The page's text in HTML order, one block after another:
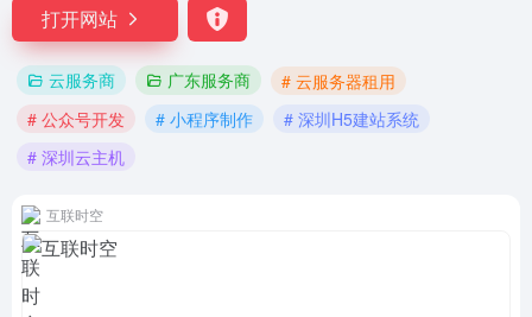
打开网站
云服务商 广东服务商
# 云服务器租用
# 公众号开发
# 小程序制作
# 深圳H5建站系统
# 深圳云主机
互联时空